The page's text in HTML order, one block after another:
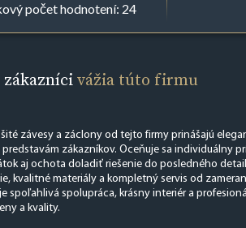
počet hodnotení: 24
zákaznícivážia túto firmu
šité závesy a záclony od tejto firmy prinášajú
zákazníkov. Oceňuje sa individuálny
aj ochota doladiť riešenie do posledného
kvalitné materiály a kompletný servis od
spoľahlivá spolupráca, krásny interiér a
a kvality.